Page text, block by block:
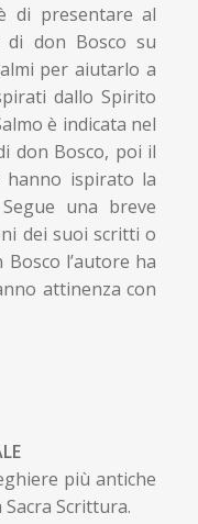
di presentare al
di don Bosco su
per aiutarlo a
dallo Spirito
è indicata nel
don Bosco, poi il
hanno ispirato la
una breve
dei suoi scritti o
l’autore ha
attinenza con
più antiche
Scrittura.